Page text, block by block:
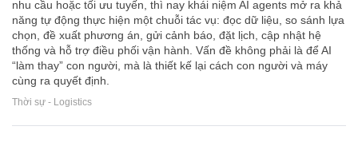
nhu cầu hoặc tối ưu tuyến, thì nay khái niệm AI agents mở ra khả
năng tự động thực hiện một chuỗi tác vụ: đọc dữ liệu, so sánh lựa
chọn, đề xuất phương án, gửi cảnh báo, đặt lịch, cập nhật hệ
thống và hỗ trợ điều phối vận hành. Vấn đề không phải là để AI
“làm thay” con người, mà là thiết kế lại cách con người và máy
cùng ra quyết định.
Thời sự - Logistics